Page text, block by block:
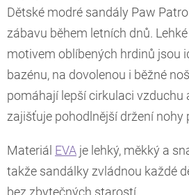
Dětské modré sandály Paw
zábavu během letních dnů.
motivem oblíbených hrdinů jsou
bazénu, na dovolenou i běžné
pomáhají lepší cirkulaci vzduchu
zajišťuje pohodlnější držení nohy
Materiál EVA je lehký, měkký a
takže sandálky zvládnou každé
bez zbytečných starostí.